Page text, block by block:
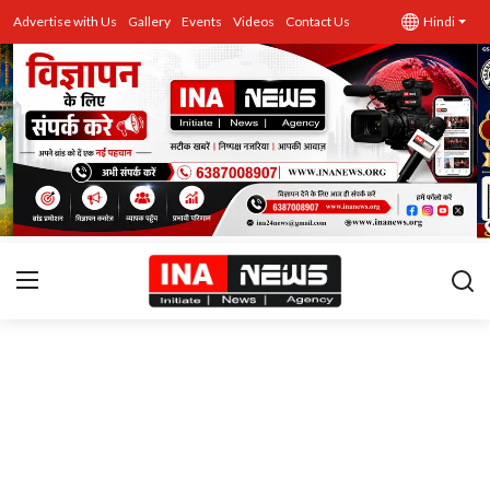
Advertise with Us Gallery Events Videos Contact Us Hindi
उत्तर प्रदेश
Advertise with Us
Events
राज्य